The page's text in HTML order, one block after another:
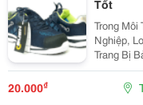
Tốt
Trong
Nghiệp,
Trang Bị
Trọng Để
Dụng.
Trang...
20.000₫